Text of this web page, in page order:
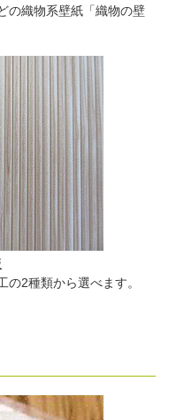
の織物系壁紙「織物の壁
2種類から選べます。